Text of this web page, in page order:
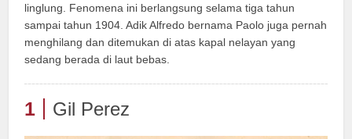
linglung. Fenomena ini berlangsung selama tiga tahun
sampai tahun 1904. Adik Alfredo bernama Paolo juga pernah
menghilang dan ditemukan di atas kapal nelayan yang
sedang berada di laut bebas.
1 Gil Perez